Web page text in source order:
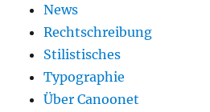
News
Rechtschreibung
Stilistisches
Typographie
Über Canoonet